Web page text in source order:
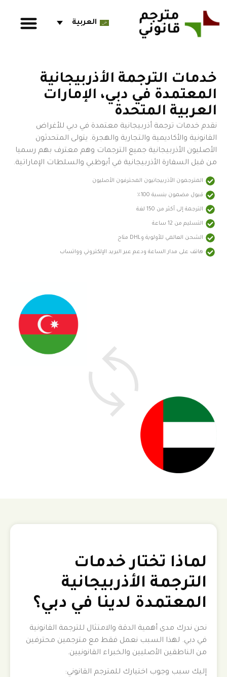
العربية
خدمات الترجمة الأذربيجانية
المعتمدة في دبي، الإمارات
العربية المتحدة
نقدم خدمات ترجمة أذربيجانية معتمدة في دبي للأغراض
القانونية والأكاديمية والتجارية والهجرة. يتولى المتحدثون
الأصليون الأذربيجانية جميع الترجمات وهم معترف بهم رسميا
من قبل السفارة الأذربيجانية في أبوظبي والسلطات الإماراتية.
المترجمون الأذربيجانيون المحترفون الأصليون
قبول مضمون بنسبة 100٪
الترجمة إلى أكثر من 150 لغة
التسليم من 12 ساعة
الشحن العالمي للأولوية وDHL متاح
هاتف على مدار الساعة ودعم عبر البريد الإلكتروني وواتساب
لماذا تختار خدمات
الترجمة الأذربيجانية
المعتمدة لدينا في دبي؟
نحن ندرك مدى أهمية الدقة والامتثال للترجمة القانونية
في دبي. لهذا السبب نعمل فقط مع مترجمين محترفين
من الناطقين الأصليين والخبراء القانونيين.
إليك سبب وجوب اختيارك للمترجم القانوني: